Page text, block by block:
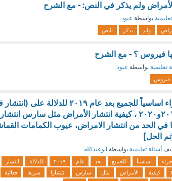
ولم يذكر في النص: - مع الشرح
بواسطة عبود
ولم يذكر النص
فيروس ؟ - مع الشرح
تعليمية بواسطة عبود
فيروس
اصبح ارتداء الكمامة اجراء اساسياً للجميع بعد عام ٢٠١٩
كورونا في الفترة بين ٢٠١٩و٢٠٢٠ ، كيفية انتشار الأمراض مثل سارس
في الحد من انتشار الامراض، عيوب الكمامات
الحل]
أسئلة تعليمية بواسطة ابوعبدالله
اساسياً للجميع بعد عام ٢٠١٩ للدلالة انتشار
كيفية الأمراض مثل سارس انتشارا سريعا فعالية